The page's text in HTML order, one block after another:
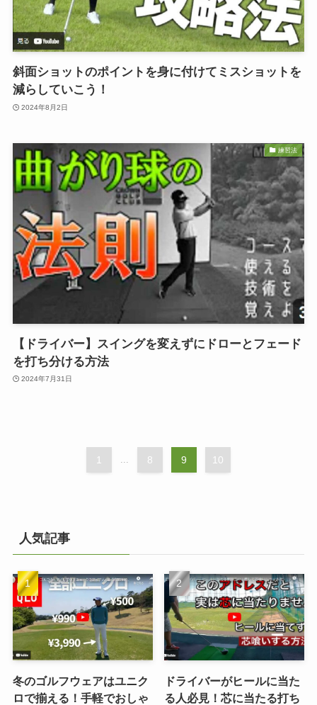
斜面ショットのポイントを身に付けてミスショットを
減らしていこう！
2024年8月2日
練習法
【ドライバー】スイングを変えずにドローとフェード
を打ち分ける方法
2024年7月31日
1 8 9 10
人気記事
冬のゴルフウェアはユニク
ロで揃える！手軽でおしゃ
ドライバーがヒールに当た
る人必見！芯に当たる打ち